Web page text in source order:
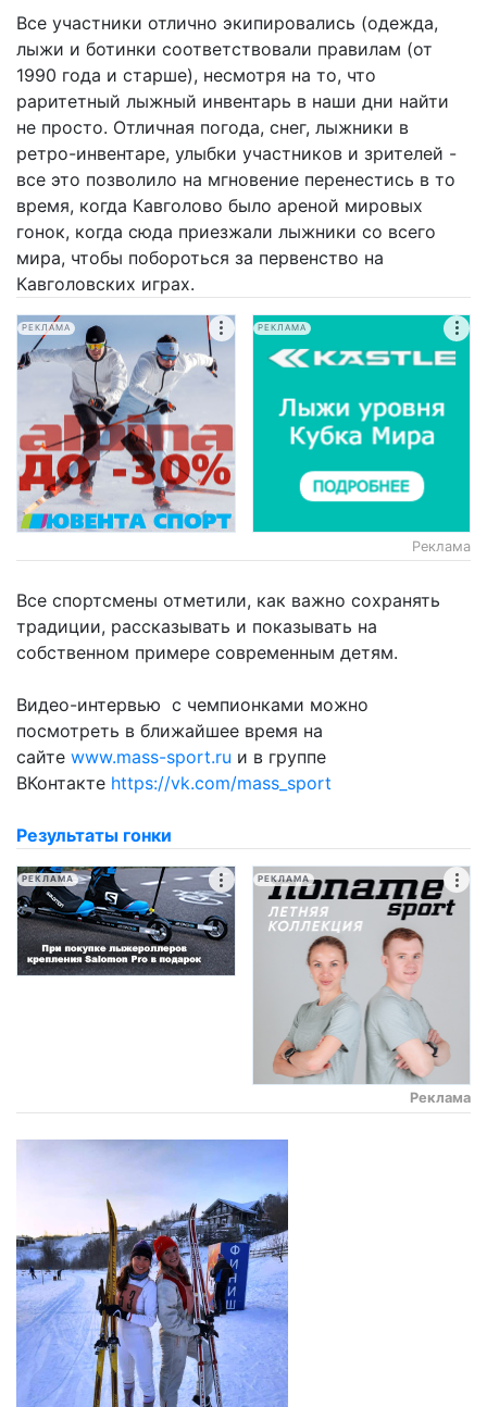
Все участники отлично экипировались (одежда,
лыжи и ботинки соответствовали правилам (от
1990 года и старше), несмотря на то, что
раритетный лыжный инвентарь в наши дни найти
не просто. Отличная погода, снег, лыжники в
ретро-инвентаре, улыбки участников и зрителей -
все это позволило на мгновение перенестись в то
время, когда Кавголово было ареной мировых
гонок, когда сюда приезжали лыжники со всего
мира, чтобы побороться за первенство на
Кавголовских играх.
РЕКЛАМА РЕКЛАМА
Реклама
Все спортсмены отметили, как важно сохранять
традиции, рассказывать и показывать на
собственном примере современным детям.
Видео-интервью с чемпионками можно
посмотреть в ближайшее время на
сайте www.mass-sport.ru и в группе
ВКонтакте https://vk.com/mass_sport
Результаты гонки
РЕКЛАМА РЕКЛАМА
Реклама